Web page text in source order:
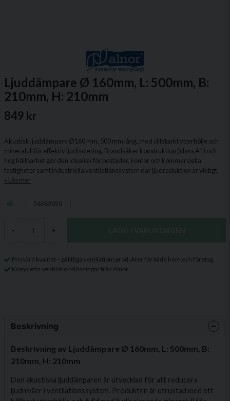
Ljuddämpare Ø 160mm, L: 500mm, B:
210mm, H: 210mm
849 kr
Akustisk ljuddämpare Ø160 mm, 500 mm lång, med slitstarkt ytterhölje och
mineralull för effektiv ljudisolering. Brandsäker konstruktion (klass A1) och
hög hållbarhet gör den idealisk för bostäder, kontor och kommersiella
fastigheter samt industriella ventilationssystem där ljudreduktion är viktigt.
Läs mer
56383050
- +
Prisvärd kvalitet – pålitliga ventilationsprodukter för både hem och företag.
Kompletta ventilationslösningar från Alnor
Beskrivning
Beskrivning av Ljuddämpare Ø 160mm, L: 500mm, B:
210mm, H: 210mm
Den akustiska ljuddämparen är utvecklad för att reducera
ljudnivåer i ventilationssystem. Produkten är utrustad med ett